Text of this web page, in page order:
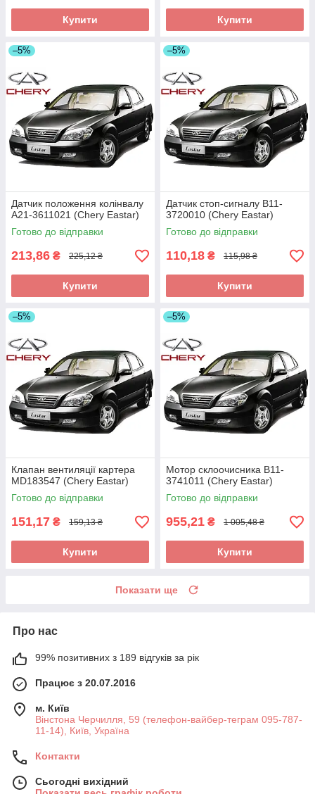
Купити Купити
–5%
Датчик положення колінвалу
A21-3611021 (Chery Eastar)
Готово до відправки
213,86 ₴ 225,12 ₴
Купити
–5%
Датчик стоп-сигналу B11-
3720010 (Chery Eastar)
Готово до відправки
110,18 ₴ 115,98 ₴
Купити
–5%
Клапан вентиляції картера
MD183547 (Chery Eastar)
Готово до відправки
151,17 ₴ 159,13 ₴
Купити
–5%
Мотор склоочисника B11-
3741011 (Chery Eastar)
Готово до відправки
955,21 ₴ 1 005,48 ₴
Купити
Показати ще
Про нас
99% позитивних з 189 відгуків за рік
Працює з 20.07.2016
м. Київ
Вінстона Черчилля, 59 (телефон-вайбер-теграм 095-787-
11-14), Київ, Україна
Контакти
Сьогодні вихідний